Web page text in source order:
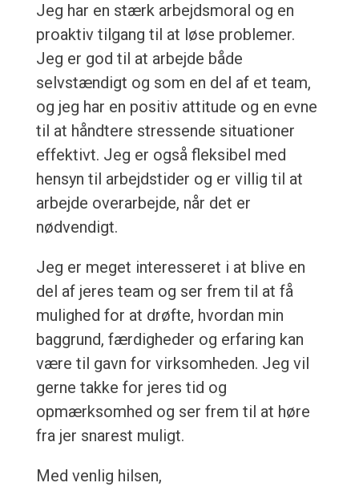
Jeg har en stærk arbejdsmoral og en
proaktiv tilgang til at løse problemer.
Jeg er god til at arbejde både
selvstændigt og som en del af et team,
og jeg har en positiv attitude og en evne
til at håndtere stressende situationer
effektivt. Jeg er også fleksibel med
hensyn til arbejdstider og er villig til at
arbejde overarbejde, når det er
nødvendigt.
Jeg er meget interesseret i at blive en
del af jeres team og ser frem til at få
mulighed for at drøfte, hvordan min
baggrund, færdigheder og erfaring kan
være til gavn for virksomheden. Jeg vil
gerne takke for jeres tid og
opmærksomhed og ser frem til at høre
fra jer snarest muligt.
Med venlig hilsen,